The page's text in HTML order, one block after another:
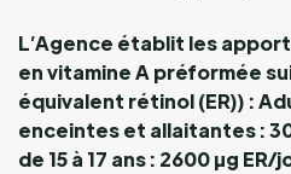
L’Agence établit les
en vitamine A préformée
équivalent rétinol (ER)) :
enceintes et allaitantes :
de 15 à 17 ans : 2600 µg ER/